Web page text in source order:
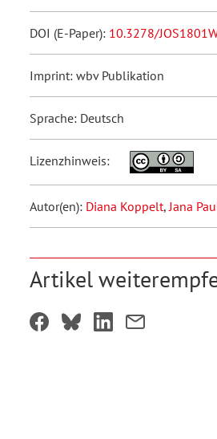
DOI (E-Paper): 10.3278/
Imprint: wbv Publikation
Sprache: Deutsch
Lizenzhinweis:
Autor(en): Diana Koppelt,Jana
Artikel